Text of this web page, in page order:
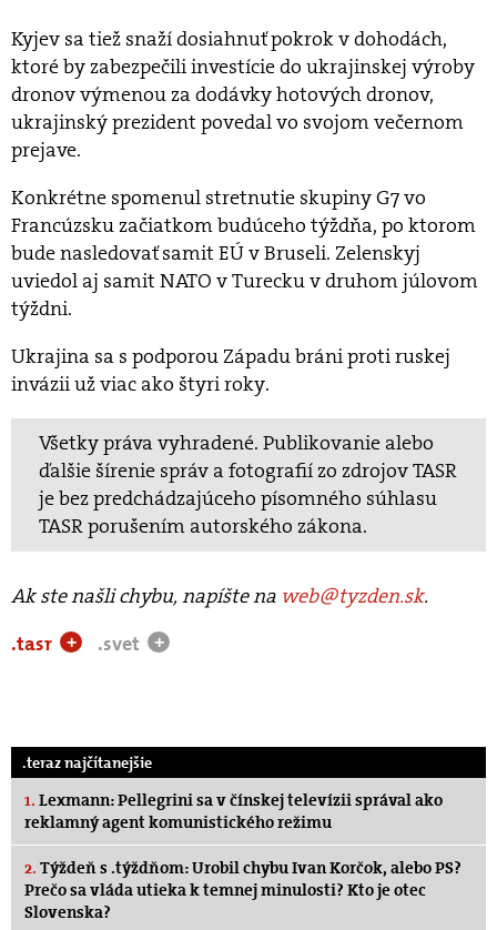
Kyjev sa tiež snaží dosiahnuť pokrok v dohodách,
ktoré by zabezpečili investície do ukrajinskej výroby
dronov výmenou za dodávky hotových dronov,
ukrajinský prezident povedal vo svojom večernom
prejave.
Konkrétne spomenul stretnutie skupiny G7 vo
Francúzsku začiatkom budúceho týždňa, po ktorom
bude nasledovať samit EÚ v Bruseli. Zelenskyj
uviedol aj samit NATO v Turecku v druhom júlovom
týždni.
Ukrajina sa s podporou Západu bráni proti ruskej
invázii už viac ako štyri roky.
Všetky práva vyhradené. Publikovanie alebo
ďalšie šírenie správ a fotografií zo zdrojov TASR
je bez predchádzajúceho písomného súhlasu
TASR porušením autorského zákona.
Ak ste našli chybu, napíšte na web@tyzden.sk.
.tasr
+ .svet +
.teraz najčítanejšie
1. Lexmann: Pellegrini sa v čínskej televízii správal ako
reklamný agent komunistického režimu
2. Týždeň s .týždňom: Urobil chybu Ivan Korčok, alebo PS?
Prečo sa vláda utieka k temnej minulosti? Kto je otec
Slovenska?